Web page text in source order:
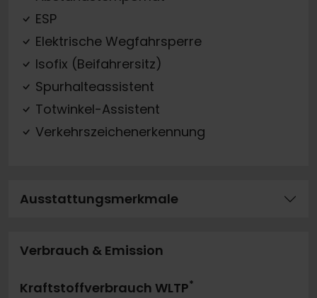
ESP
Elektrische Wegfahrsperre
Isofix (Beifahrersitz)
Spurhalteassistent
Totwinkel-Assistent
Verkehrszeichenerkennung
Ausstattungsmerkmale
Verbrauch & Emission
Kraftstoffverbrauch WLTP*